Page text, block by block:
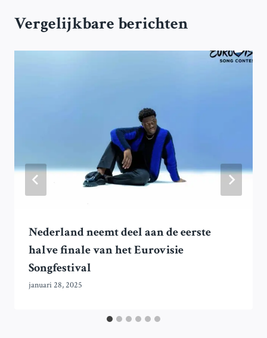
Vergelijkbare berichten
Nederland neemt deel aan de eerste
halve finale van het Eurovisie
Songfestival
januari 28, 2025